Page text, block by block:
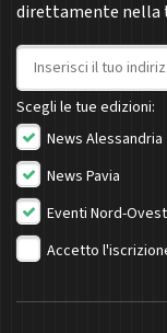
direttamente nella
Indirizzo email
Scegli le tue edizioni:
News Alessandria
News Pavia
Eventi Nord-Ovest
Accetto